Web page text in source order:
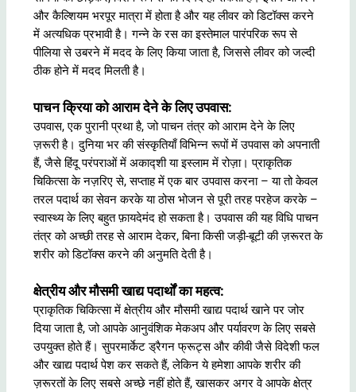
और कैल्शियम भरपूर मात्रा में होता है और यह लीवर को डिटॉक्स करने
में अत्यधिक प्रभावी है। गन्ने के रस का इस्तेमाल पारंपरिक रूप से
पीलिया से उबरने में मदद के लिए किया जाता है, जिससे लीवर को जल्दी
ठीक होने में मदद मिलती है।
पाचन क्रिया को आराम देने के लिए उपवास:
उपवास, एक पुरानी प्रथा है, जो पाचन तंत्र को आराम देने के लिए
ज़रूरी है। दुनिया भर की संस्कृतियाँ विभिन्न रूपों में उपवास को अपनाती
हैं, जैसे हिंदू परंपराओं में अकाद्शी या इस्लाम में रोज़ा। प्राकृतिक
चिकित्सा के नज़रिए से, सप्ताह में एक बार उपवास करना – या तो केवल
तरल पदार्थ का सेवन करके या ठोस भोजन से पूरी तरह परहेज करके –
स्वास्थ्य के लिए बहुत फ़ायदेमंद हो सकता है। उपवास की यह विधि पाचन
तंत्र को अच्छी तरह से आराम देकर, बिना किसी जड़ी-बूटी की ज़रूरत के
शरीर को डिटॉक्स करने की अनुमति देती है।
क्षेत्रीय और मौसमी खाद्य पदार्थों का महत्व:
प्राकृतिक चिकित्सा में क्षेत्रीय और मौसमी खाद्य पदार्थ खाने पर जोर
दिया जाता है, जो आपके आनुवंशिक मेकअप और पर्यावरण के लिए सबसे
उपयुक्त होते हैं। सुपरमार्केट ड्रैगन फ्रूट्स और कीवी जैसे विदेशी फल
और खाद्य पदार्थ पेश कर सकते हैं, लेकिन ये हमेशा आपके शरीर की
ज़रूरतों के लिए सबसे अच्छे नहीं होते हैं, खासकर अगर वे आपके क्षेत्र